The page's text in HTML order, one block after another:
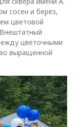
сосен и берёз,
цветовой
цветочными
выращенной